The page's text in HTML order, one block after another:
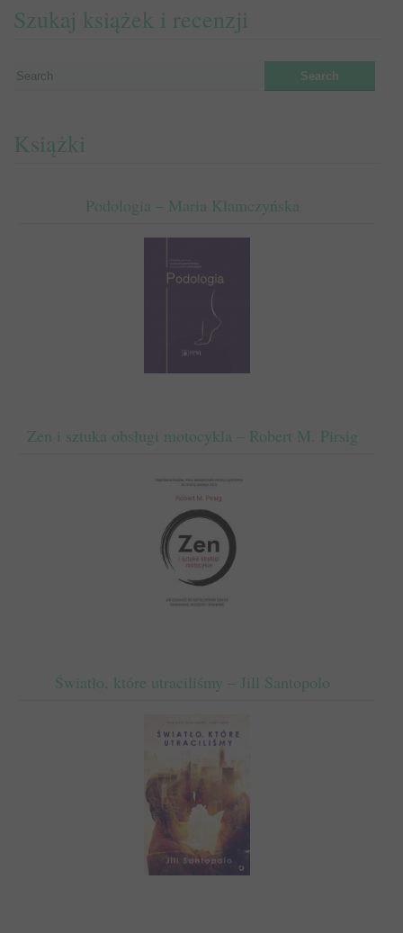
Szukaj książek i recenzji
Książki
Podologia – Maria Klamczyńska
Zen i sztuka obsługi motocykla – Robert M. Pirsig
Światło, które utraciliśmy – Jill Santopolo